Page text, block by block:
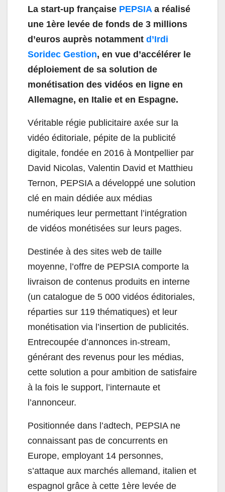
La start-up française PEPSIA a réalisé
une 1ère levée de fonds de 3 millions
d’euros auprès notamment d’Irdi
Soridec Gestion, en vue d’accélérer le
déploiement de sa solution de
monétisation des vidéos en ligne en
Allemagne, en Italie et en Espagne.
Véritable régie publicitaire axée sur la
vidéo éditoriale, pépite de la publicité
digitale, fondée en 2016 à Montpellier par
David Nicolas, Valentin David et Matthieu
Ternon, PEPSIA a développé une solution
clé en main dédiée aux médias
numériques leur permettant l’intégration
de vidéos monétisées sur leurs pages.
Destinée à des sites web de taille
moyenne, l’offre de PEPSIA comporte la
livraison de contenus produits en interne
(un catalogue de 5 000 vidéos éditoriales,
réparties sur 119 thématiques) et leur
monétisation via l’insertion de publicités.
Entrecoupée d’annonces in-stream,
générant des revenus pour les médias,
cette solution a pour ambition de satisfaire
à la fois le support, l’internaute et
l’annonceur.
Positionnée dans l’adtech, PEPSIA ne
connaissant pas de concurrents en
Europe, employant 14 personnes,
s’attaque aux marchés allemand, italien et
espagnol grâce à cette 1ère levée de